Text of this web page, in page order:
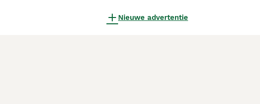
Nieuwe advertentie